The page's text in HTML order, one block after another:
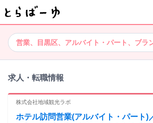
営業、目黒区、アルバイト・パート、ブラ
求人・転職情報
株式会社地域観光ラボ
ホテル訪問営業(アルバイト・パート)